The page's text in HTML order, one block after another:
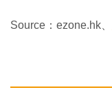
Source：ezone.hk、